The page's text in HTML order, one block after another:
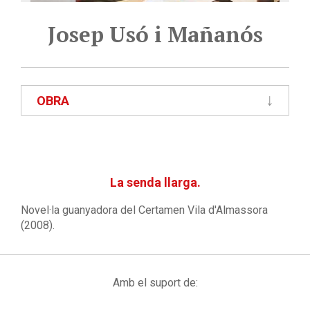
Josep Usó i Mañanós
OBRA
La senda llarga.
Novel·la guanyadora del Certamen Vila d'Almassora
(2008).
Amb el suport de: